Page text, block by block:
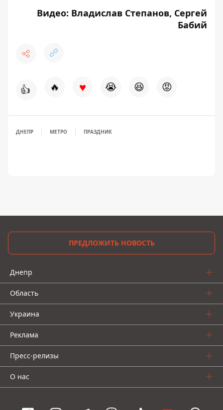
Видео: Владислав Степанов, Сергей
Бабий
👍 🔥 ♥ 😭 😆 😡
ДНЕПР МЕТРО ПРАЗДНИК
ПРЕДЛОЖИТЬ НОВОСТЬ
Днепр
Область
Украина
Реклама
Пресс-релизы
О нас